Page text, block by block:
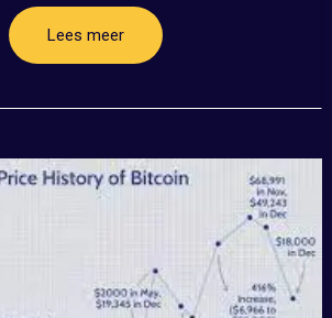
Lees meer